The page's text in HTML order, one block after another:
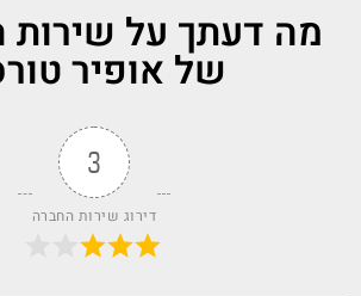
מה דעתך על שירות
של אופיר
3
דירוג שירות החברה